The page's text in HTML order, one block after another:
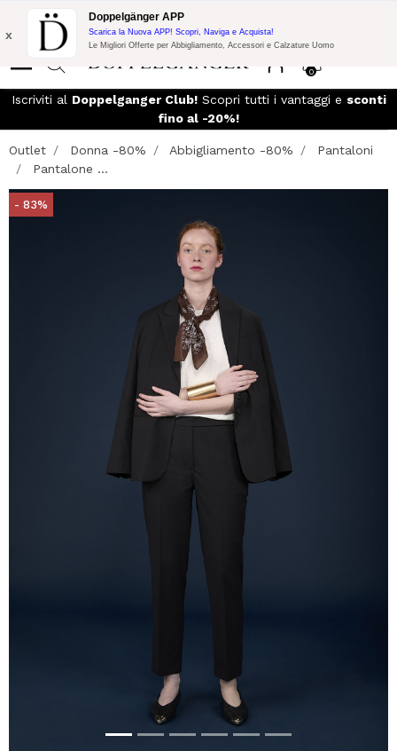
Promo Flash:
10% di Extra Sconto su 300€ di Acquisto con codice:
DOPPEL300
0
x
Doppelgänger APP
Scarica la Nuova APP! Scopri, Naviga e Acquista!
Le Migliori Offerte per Abbigliamento, Accessori e Calzature Uomo
Iscriviti al Doppelganger Club!Scopri tutti i vantaggi e sconti
fino al -20%!
Outlet Donna -80% Abbigliamento -80%
Pantaloni
Pantalone ...
- 83%